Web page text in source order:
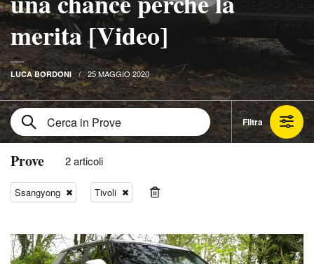
merita [Video]
LUCA BORDONI 25 MAGGIO 2020
Filtra
Prove 2 articoli
Ssangyong Tivoli